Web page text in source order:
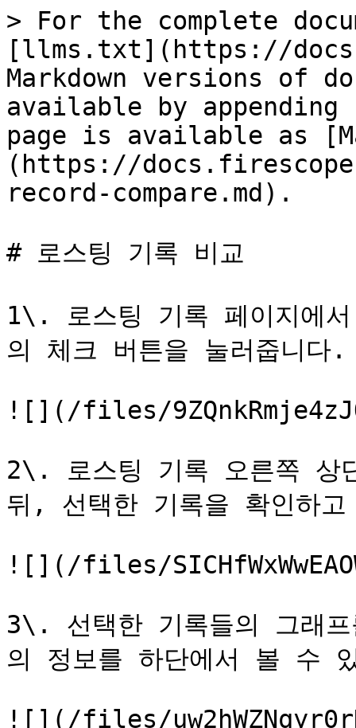
> For the complete
[llms.txt](https://
Markdown versions of
available by
page is available as
(https://
record-compare.md).
# 로스팅 기록 비교
1\. 로스팅 기록 페이지에
의 체크 버튼을 눌러줍니다.
![](/files/
2\. 로스팅 기록 오른쪽 상
뒤, 선택한 기록을 확인하
![](/files/
3\. 선택한 기록들의 그래
의 정보를 하단에서 볼 수